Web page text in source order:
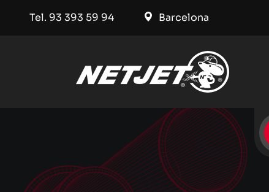
Tel. 93 393 59 94 Barcelona